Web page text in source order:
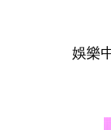
娛樂